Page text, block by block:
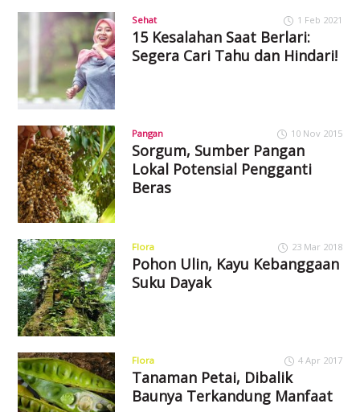
Sehat 1 Feb 2021
15 Kesalahan Saat Berlari:
Segera Cari Tahu dan Hindari!
Pangan 10 Nov 2015
Sorgum, Sumber Pangan
Lokal Potensial Pengganti
Beras
Flora 23 Mar 2018
Pohon Ulin, Kayu Kebanggaan
Suku Dayak
Flora 4 Apr 2017
Tanaman Petai, Dibalik
Baunya Terkandung Manfaat